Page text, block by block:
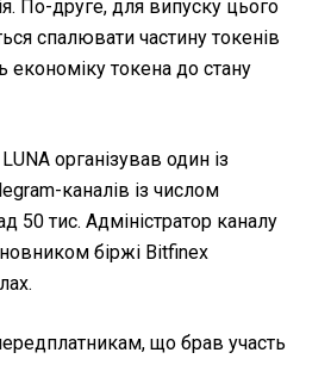
По-друге, для випуску цього
спалювати частину токенів
економіку токена до стану
організував один із
каналів із числом
50 тис. Адміністратор каналу
біржі Bitfinex
що брав участь